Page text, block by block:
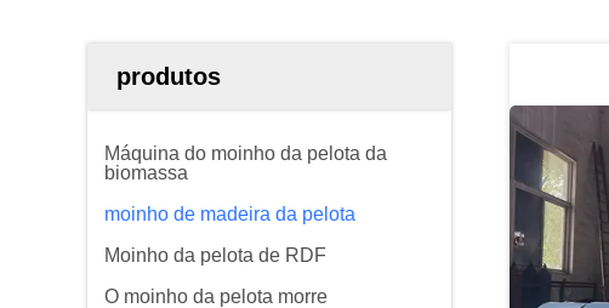
produtos
Máquina do moinho da pelota da
biomassa
moinho de madeira da pelota
Moinho da pelota de RDF
O moinho da pelota morre